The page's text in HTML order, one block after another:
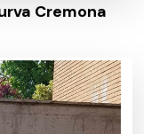
Cremona